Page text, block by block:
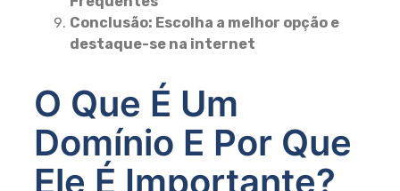
Conclusão: Escolha a melhor opção e
destaque-se na internet
O Que É Um
Domínio E Por Que
Ele É Importante?